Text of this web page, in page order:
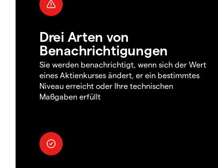
Drei Arten von
Benachrichtigungen
Sie werden benachrichtigt, wenn sich der Wert
eines Aktienkurses ändert, er ein bestimmtes
Niveau erreicht oder Ihre technischen
Maßgaben erfüllt